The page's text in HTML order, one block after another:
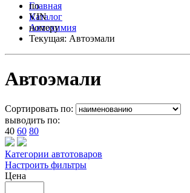
Главная
Каталог
Автохимия
Текущая: Автоэмали
Автоэмали
Сортировать по:
выводить по:
40 60 80
Категории автотоваров
Настроить фильтры
Цена